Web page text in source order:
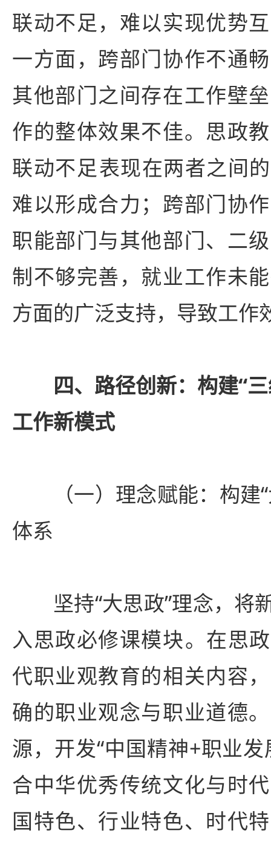
联动不足，难以实现优势
一方面，跨部门协作不通
其他部门之间存在工作壁
作的整体效果不佳。思政
联动不足‌表现在两者之间
难以形成合力；跨部门协
职能部门与其他部门、二
制不够完善，就业工作未
方面的广泛支持，导致工作
四、路径创新：构建“
工作新模式
（一）理念赋能：构
体系
坚持“大思政”理念，将
入思政必修课模块‌。在思
代职业观教育的相关内容
确的职业观念与职业道德
源，开发“中国精神+职业
合中华优秀传统文化与时
国特色、行业特色、时代